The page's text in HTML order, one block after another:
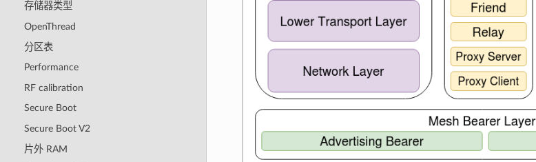
存储器类型
OpenThread
分区表
Performance
RF calibration
Secure Boot
Secure Boot V2
片外 RAM